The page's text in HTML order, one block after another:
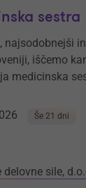
sestra
najsodobnejši
iščemo
medicinska
Še 21 dni
delovne sile,